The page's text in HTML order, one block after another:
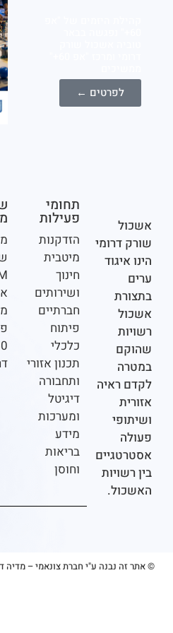
מועצה
שמחה
אשכול
שורק-
פעילות
הזדקנות
מיטבית
ושירותים
חברתיים
פיתוח
כלכלי
תכנון אזורי
ותחבורה
דיגיטל
ומערכות
מידע
בריאות
וחוסן
שירותים
מרכזיים
מרכז מצפ"ן
אזורי
מרכז
פעימות
60+ שורק
דרומי
נבנה ע"י חברת צונאמי – מדיה דיגיטלית